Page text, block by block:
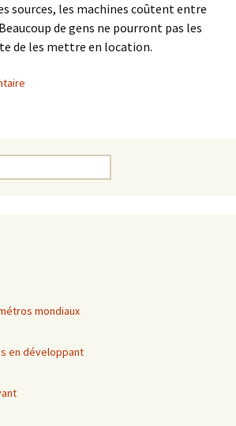
sources, les machines coûtent entre
de gens ne pourront pas les
de les mettre en location.
mondiaux
en développant